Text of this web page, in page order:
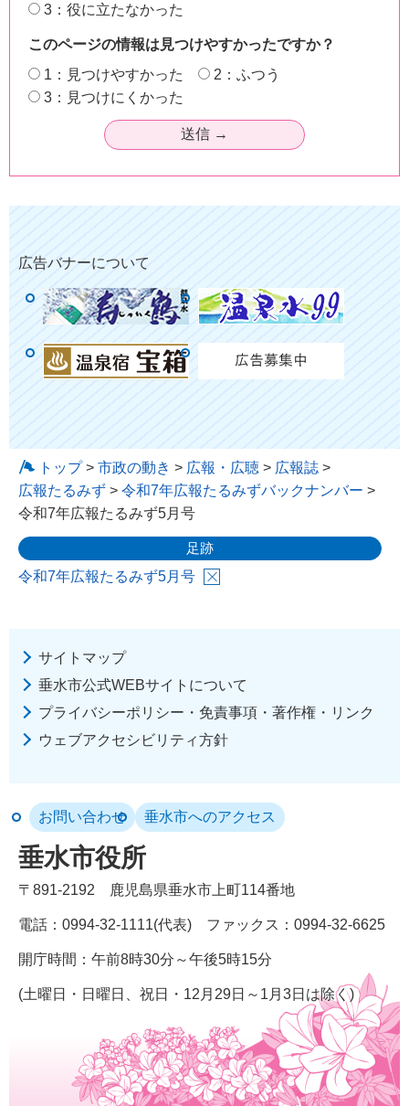
3：役に立たなかった
このページの情報は見つけやすかったですか？
1：見つけやすかった
2：ふつう
3：見つけにくかった
広告バナーについて
トップ>市政の動き > 広報・広聴 > 広報誌 >
広報たるみず > 令和7年広報たるみずバックナンバー >
令和7年広報たるみず5月号
足跡
令和7年広報たるみず5月号
サイトマップ
垂水市公式WEBサイトについて
プライバシーポリシー・免責事項・著作権・リンク
ウェブアクセシビリティ方針
垂水市役所
お問い合わせ 垂水市へのアクセス
〒891-2192 鹿児島県垂水市上町114番地
電話：0994-32-1111(代表) ファックス：0994-32-6625
開庁時間：午前8時30分～午後5時15分
(土曜日・日曜日、祝日・12月29日～1月3日は除く)